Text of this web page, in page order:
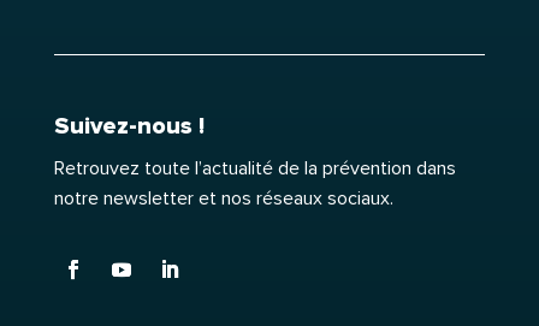
Suivez-nous !
Retrouvez toute l’actualité de la prévention dans
notre newsletter et nos réseaux sociaux.